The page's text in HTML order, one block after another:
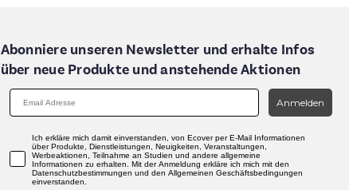
Abonniere unseren Newsletter und erhalte Infos
über neue Produkte und anstehende Aktionen
Anmelden
Ich erkläre mich damit einverstanden, von Ecover per E-Mail Informationen
über Produkte, Dienstleistungen, Neuigkeiten, Veranstaltungen,
Werbeaktionen, Teilnahme an Studien und andere allgemeine
Informationen zu erhalten. Mit der Anmeldung erkläre ich mich mit den
Datenschutzbestimmungen und den Allgemeinen Geschäftsbedingungen
einverstanden.